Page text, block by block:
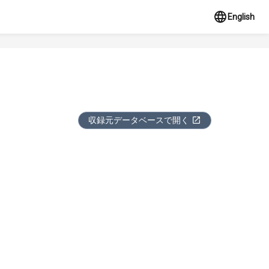
English
収録元データベースで開く